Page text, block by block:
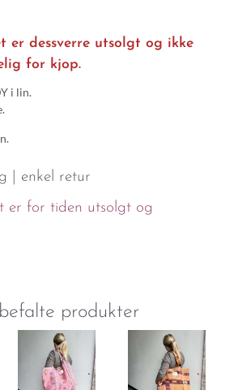
er dessverre utsolgt og ikke
for kjop.
i lin.
| enkel retur
er for tiden utsolgt og
produkter